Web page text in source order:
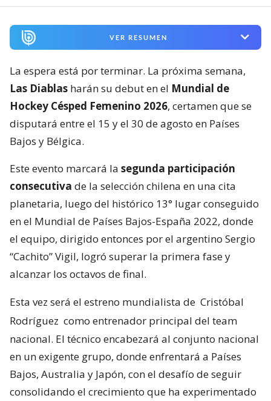
VER RESUMEN
La espera está por terminar. La próxima semana,
Las Diablas harán su debut en el Mundial de
Hockey Césped Femenino 2026, certamen que se
disputará entre el 15 y el 30 de agosto en Países
Bajos y Bélgica.
Este evento marcará la segunda participación
consecutiva de la selección chilena en una cita
planetaria, luego del histórico 13° lugar conseguido
en el Mundial de Países Bajos-España 2022, donde
el equipo, dirigido entonces por el argentino Sergio
“Cachito” Vigil, logró superar la primera fase y
alcanzar los octavos de final.
Esta vez será el estreno mundialista de Cristóbal
Rodríguez como entrenador principal del team
nacional. El técnico encabezará al conjunto nacional
en un exigente grupo, donde enfrentará a Países
Bajos, Australia y Japón, con el desafío de seguir
consolidando el crecimiento que ha experimentado